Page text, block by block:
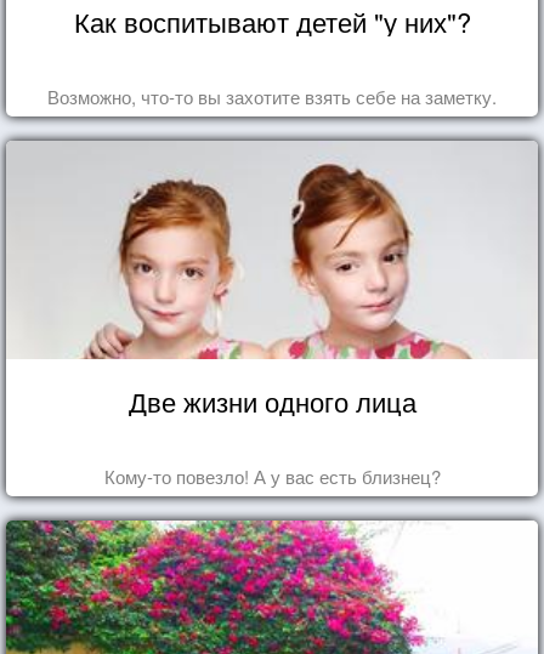
Как воспитывают детей "у них"?
Возможно, что-то вы захотите взять себе на заметку.
Две жизни одного лица
Кому-то повезло! А у вас есть близнец?